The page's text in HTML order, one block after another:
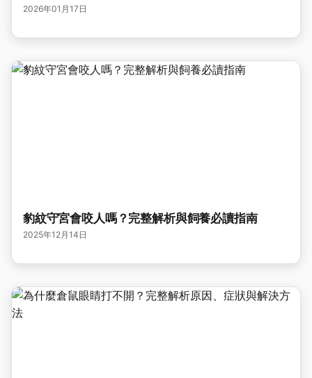
2026年01月17日
豹紋守宮會咬人嗎？完整解析與飼養必讀指南
2025年12月14日